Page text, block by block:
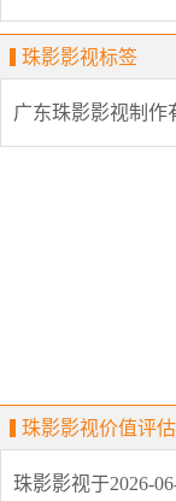
珠影影视标签
广东珠影影视制作
珠影影视价值评估
珠影影视于2026-